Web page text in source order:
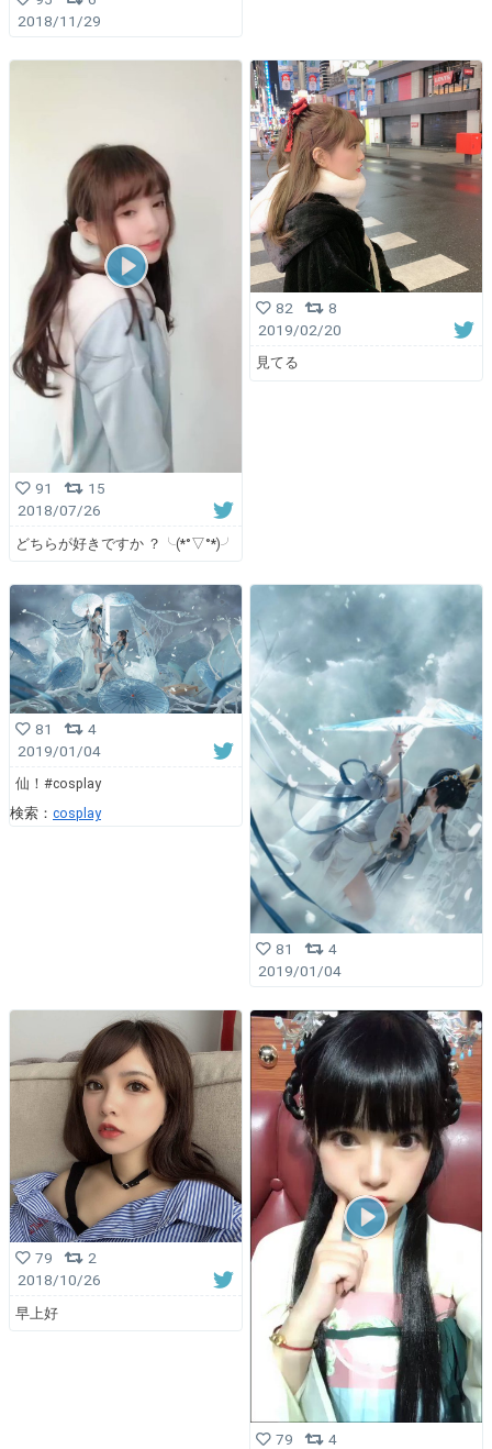
2018/11/29
91
15
2018/07/26
どちらが好きですか ？╰(*°▽°*)╯
82
8
2019/02/20
見てる
81
4
2019/01/04
仙！#cosplay
検索： cosplay
81
4
2019/01/04
79
2
2018/10/26
早上好
79
4